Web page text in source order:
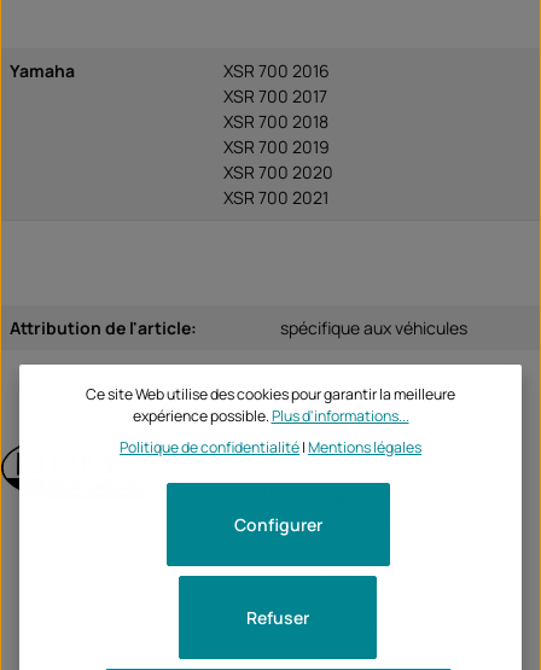
Yamaha
XSR 700 2016
XSR 700 2017
XSR 700 2018
XSR 700 2019
XSR 700 2020
XSR 700 2021
Attribution de l'article: spécifique aux véhicules
DPM Depretto Moto
Unternehme
36030 Caldogno (VI)
905235
Ce site Web utilise des cookies pour garantir la meilleure
expérience possible.Plus d'informations...
Politique de confidentialité|Mentions légales
Refuser
Configurer